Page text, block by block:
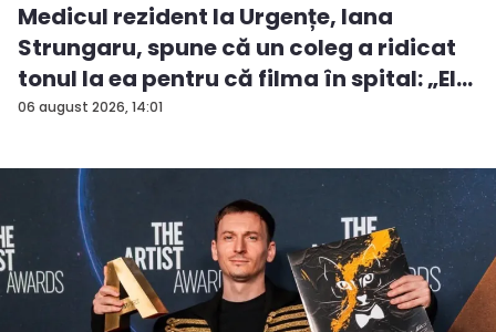
06 august 2026, 14:01
Medicul rezident la Urgențe, Iana
Strungaru, spune că un coleg a ridicat
tonul la ea pentru că filma în spital: „El
a...